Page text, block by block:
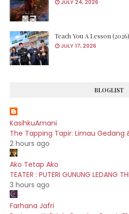
JULY 24, 2026
Teach You A Lesson
JULY 17, 2026
BLOGLIST
KasihkuAmani
The Tapping Tapir: Limau Gedang
2 hours ago
Ako Tetap Ako
TEATER : PUTERI GUNUNG LEDANG
3 hours ago
Farhana Jafri